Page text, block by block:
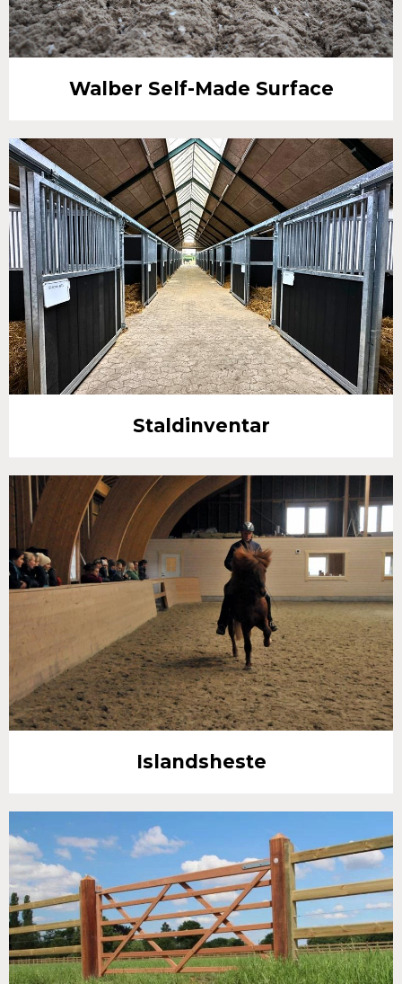
Walber Self-Made Surface
Staldinventar
Islandsheste